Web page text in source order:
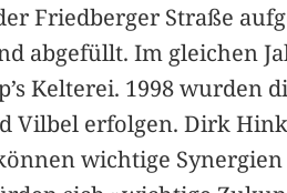
Friedberger Straße
abgefüllt. Im gleichen
Kelterei. 1998 wurden
Vilbel erfolgen. Dirk
wichtige